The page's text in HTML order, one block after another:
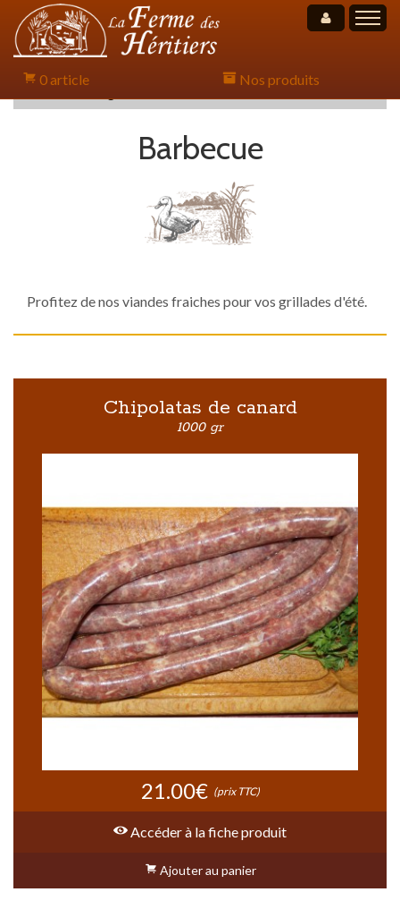
Mon
Accueil
Présentation
Nos promotions
Contact
0 article Nos produits
Accueil
Barbecue
Profitez de nos viandes fraiches pour vos grillades d'été.
Chipolatas de canard
1000 gr
21.00€ (prix TTC)
Accéder à la fiche produit
Ajouter au panier